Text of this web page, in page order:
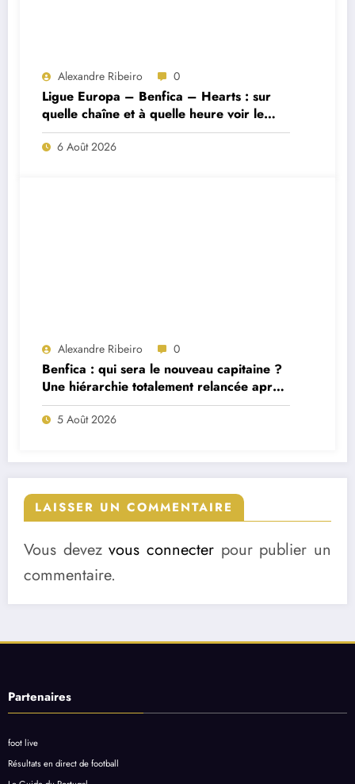
Alexandre Ribeiro 0
Ligue Europa – Benfica – Hearts : sur
quelle chaîne et à quelle heure voir le
match ?
6 Août 2026
Alexandre Ribeiro 0
Benfica : qui sera le nouveau capitaine ?
Une hiérarchie totalement relancée après
deux départs majeurs
5 Août 2026
LAISSER UN COMMENTAIRE
Vous devezvous connecter pour publier un
commentaire.
Partenaires
foot live
Résultats en direct de football